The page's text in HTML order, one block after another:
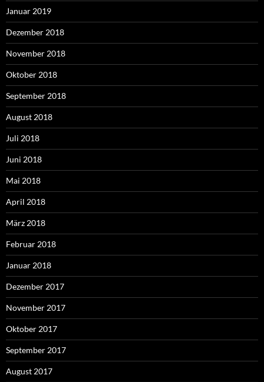
Januar 2019
Dezember 2018
November 2018
Oktober 2018
September 2018
August 2018
Juli 2018
Juni 2018
Mai 2018
April 2018
März 2018
Februar 2018
Januar 2018
Dezember 2017
November 2017
Oktober 2017
September 2017
August 2017